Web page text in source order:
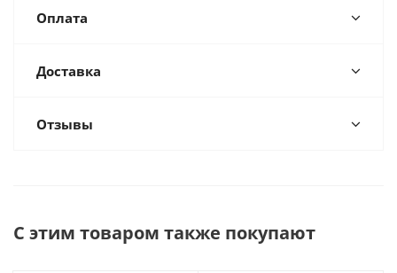
Оплата
Доставка
Отзывы
С этим товаром также покупают